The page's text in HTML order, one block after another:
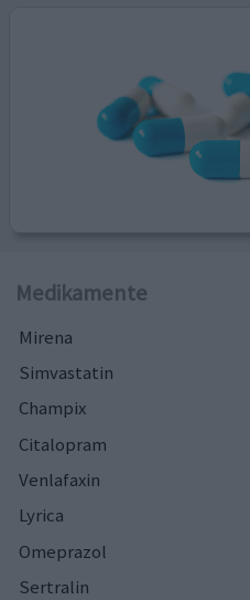
Medikamente
Mirena
Simvastatin
Champix
Citalopram
Venlafaxin
Lyrica
Omeprazol
Sertralin